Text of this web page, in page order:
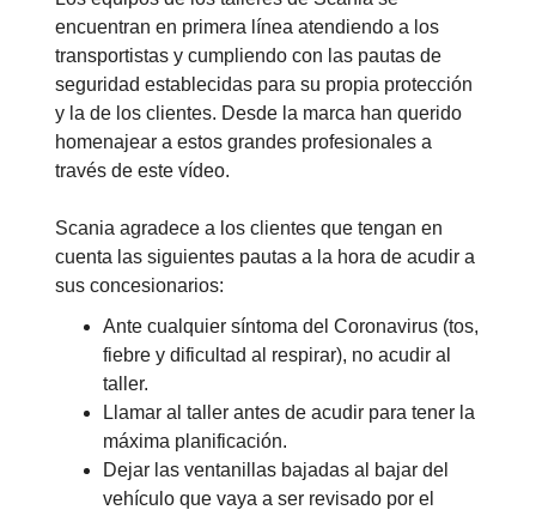
encuentran en primera línea atendiendo a los
transportistas y cumpliendo con las pautas de
seguridad establecidas para su propia protección
y la de los clientes. Desde la marca han querido
homenajear a estos grandes profesionales a
través de este vídeo.
Scania agradece a los clientes que tengan en
cuenta las siguientes pautas a la hora de acudir a
sus concesionarios:
Ante cualquier síntoma del Coronavirus (tos,
fiebre y dificultad al respirar), no acudir al
taller.
Llamar al taller antes de acudir para tener la
máxima planificación.
Dejar las ventanillas bajadas al bajar del
vehículo que vaya a ser revisado por el